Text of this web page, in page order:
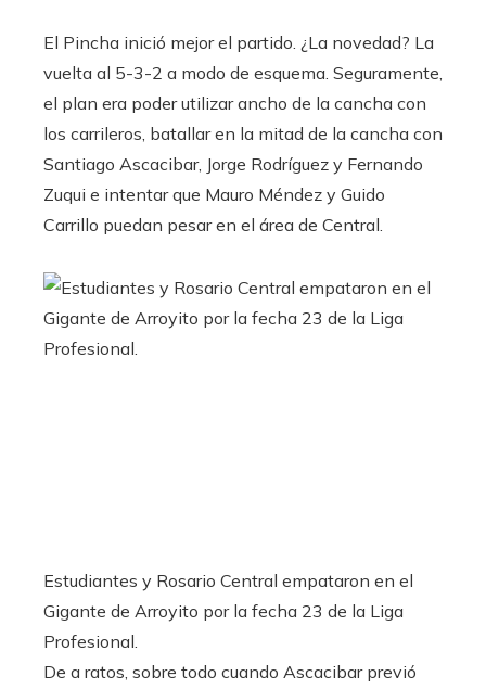
El Pincha inició mejor el partido. ¿La novedad? La
vuelta al 5-3-2 a modo de esquema. Seguramente,
el plan era poder utilizar ancho de la cancha con
los carrileros, batallar en la mitad de la cancha con
Santiago Ascacibar, Jorge Rodríguez y Fernando
Zuqui e intentar que Mauro Méndez y Guido
Carrillo puedan pesar en el área de Central.
Estudiantes y Rosario Central empataron en el
Gigante de Arroyito por la fecha 23 de la Liga
Profesional.
De a ratos, sobre todo cuando Ascacibar previó